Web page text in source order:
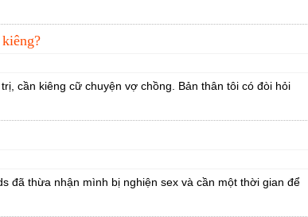
cần kiêng cữ chuyện vợ chồng. Bản thân tôi có đòi hỏi
đã thừa nhận mình bị nghiện sex và cần một thời gian để